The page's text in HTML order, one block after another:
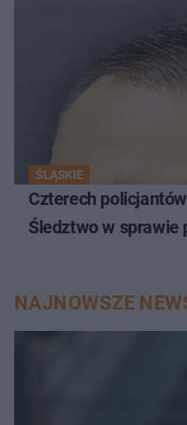
ŚLĄSKIE
Czterech
Śledztwo w sprawie
NAJNOWSZE